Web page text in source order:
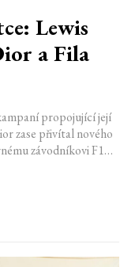
Lewis
a Fila
propojující její
zase přivítal nového
závodníkovi F1
zprávy o